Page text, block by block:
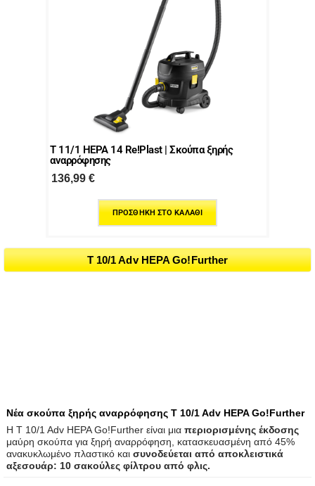
T 11/1 HEPA 14 Re!Plast | Σκούπα ξηρής
αναρρόφησης
136,99€
ΠΡΟΣΘΉΚΗ ΣΤΟ ΚΑΛΆΘΙ
T 10/1 Adv HEPA Go!Further
Νέα σκούπα ξηρής αναρρόφησης T 10/1 Adv HEPA Go!Further
Η T 10/1 Adv HEPA Go!Further είναι μια περιορισμένης έκδοσης
μαύρη σκούπα για ξηρή αναρρόφηση, κατασκευασμένη από 45%
ανακυκλωμένο πλαστικό και συνοδεύεται από αποκλειστικά
αξεσουάρ: 10 σακούλες φίλτρου από φλις.